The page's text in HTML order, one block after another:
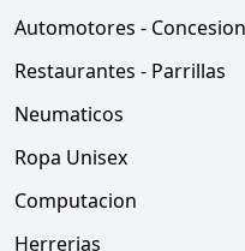
Automotores -
Restaurantes - Parrillas
Neumaticos
Ropa Unisex
Computacion
Herrerias